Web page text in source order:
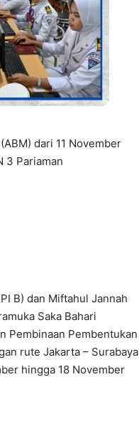
dari 11 November
3 Pariaman
B) dan Miftahul Jannah
Saka Bahari
Pembinaan Pembentukan
rute Jakarta – Surabaya
hingga 18 November